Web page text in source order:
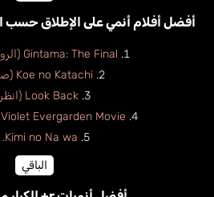
أفضل أفلام أنمي على الإطلاق حسب
Gintama: The Final (الروح الفضية: الأخير)
Koe no Katachi (صوت صامت)
Look Back (انظر للخلف)
Violet Evergarden Movie (فيوليت ايفرغاردن)
Kimi no Na wa. (اسمك)
الباقي